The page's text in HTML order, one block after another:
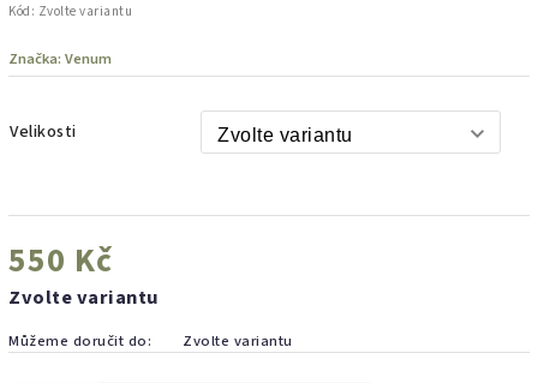
Kód: Zvolte variantu
Značka: Venum
Velikosti
550 Kč
Zvolte variantu
Můžeme doručit do: Zvolte variantu